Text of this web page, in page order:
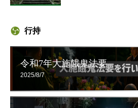
行持
令和7年大施餓鬼法要
2025/8/7